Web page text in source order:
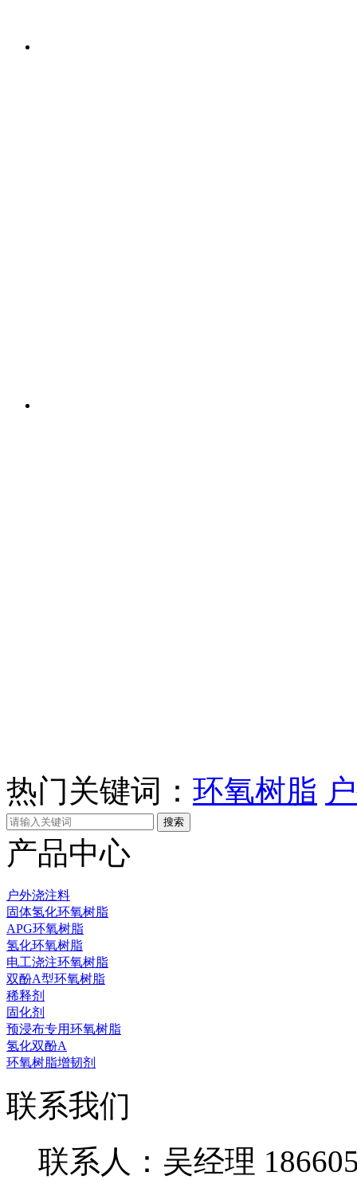
热门关键词： 环氧树脂
产品中心
户外浇注料
固体氢化环氧树脂
APG环氧树脂
氢化环氧树脂
电工浇注环氧树脂
双酚A型环氧树脂
稀释剂
固化剂
预浸布专用环氧树脂
氢化双酚A
环氧树脂增韧剂
联系我们
联系人：吴经理